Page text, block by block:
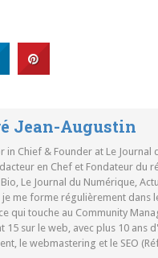
Jean-Augustin
in Chief & Founder at Le
en Chef et Fondateur du
Le Journal du Numérique,
je me forme régulièrement dans
qui touche au Community
15 sur le web, avec plus 10 ans
le webmastering et le SEO